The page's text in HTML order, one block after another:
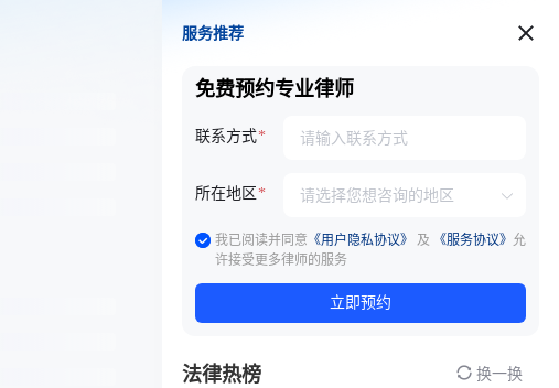
服务推荐
服务推荐
免费预约专业律师
联系方式
所在地区
我已阅读并同意 《用户隐私协议》 及 《服务协议》 允
许接受更多律师的服务
立即预约
法律热榜 换一换